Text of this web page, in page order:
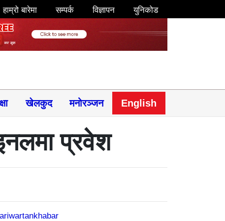
हाम्रो बारेमा सम्पर्क विज्ञापन युनिकोड
खेलकुद मनोरञ्जन English
प्रवेश